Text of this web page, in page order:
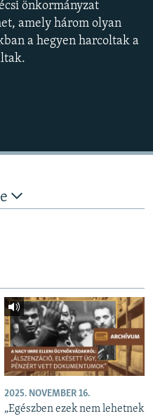
önkormányzat
amely három olyan
a hegyen harcoltak a
2025. NOVEMBER 16.
„Egészben ezek nem lehetnek